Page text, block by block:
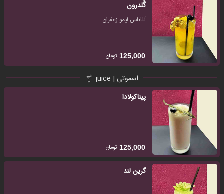
گُلدرون
آناناس لیمو زعفران
125,000 تومان
اسموتی | juice
پیناکولادا
125,000 تومان
گرین لند